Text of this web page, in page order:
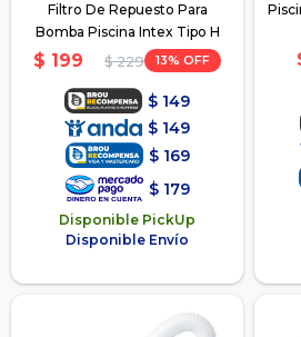
Filtro De Repuesto Para
Bomba Piscina Intex Tipo H
$ 199 $ 229 13
$ 149
$ 149
$ 169
$ 179
Disponible PickUp
Disponible Envío